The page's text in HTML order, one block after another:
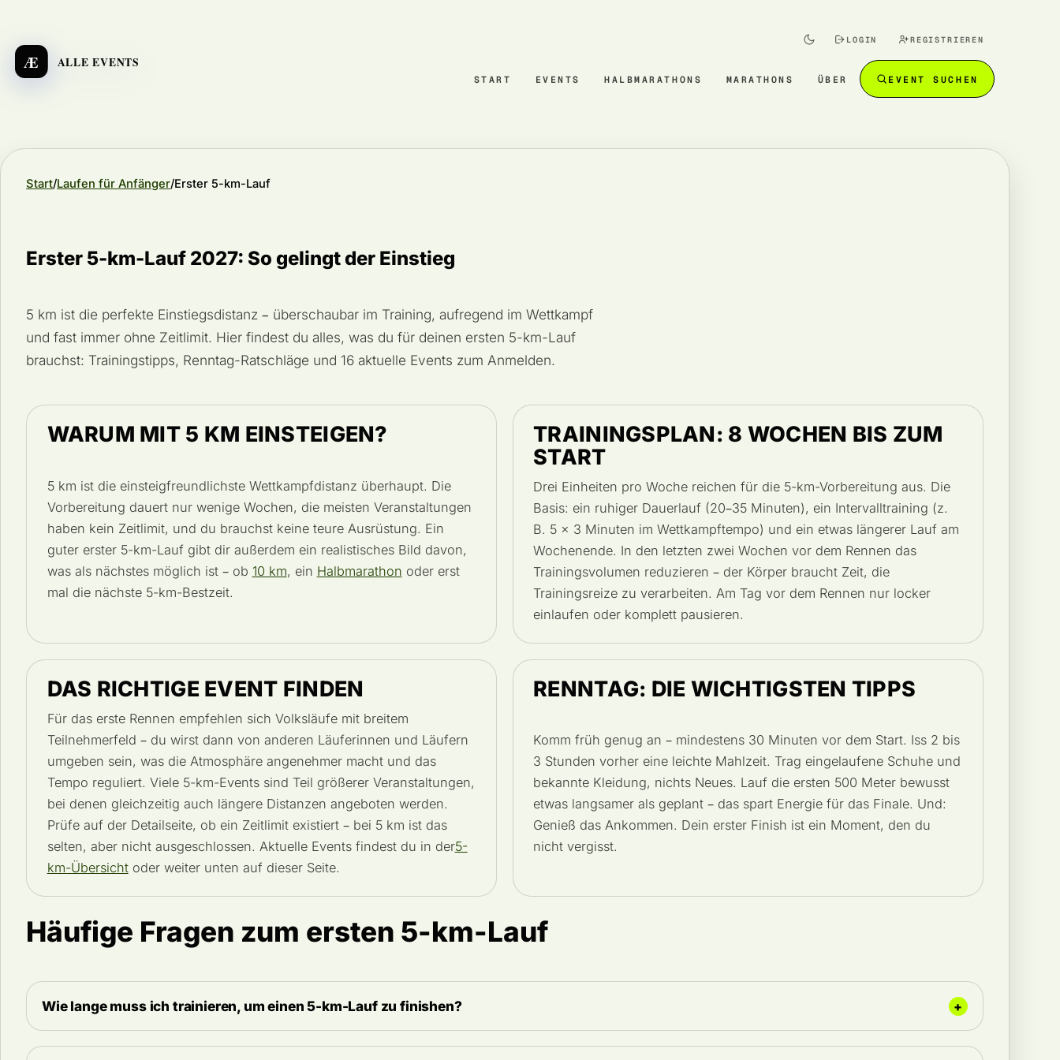
Æ ALLE EVENTS
LOGIN REGISTRIEREN
START EVENTS HALBMARATHONS MARATHONS ÜBER EVENT SUCHEN
Start Laufen für Anfänger Erster 5-km-Lauf
Erster 5-km-Lauf 2027: So gelingt der Einstieg
5 km ist die perfekte Einstiegsdistanz – überschaubar im Training, aufregend im Wettkampf
und fast immer ohne Zeitlimit. Hier findest du alles, was du für deinen ersten 5-km-Lauf
brauchst: Trainingstipps, Renntag-Ratschläge und 16 aktuelle Events zum Anmelden.
WARUM MIT 5 KM EINSTEIGEN?
5 km ist die einsteigfreundlichste Wettkampfdistanz überhaupt. Die
Vorbereitung dauert nur wenige Wochen, die meisten Veranstaltungen
haben kein Zeitlimit, und du brauchst keine teure Ausrüstung. Ein
guter erster 5-km-Lauf gibt dir außerdem ein realistisches Bild davon,
was als nächstes möglich ist – ob 10 km, ein Halbmarathon oder erst
mal die nächste 5-km-Bestzeit.
TRAININGSPLAN: 8 WOCHEN BIS ZUM
START
Drei Einheiten pro Woche reichen für die 5-km-Vorbereitung aus. Die
Basis: ein ruhiger Dauerlauf (20–35 Minuten), ein Intervalltraining (z.
B. 5 × 3 Minuten im Wettkampftempo) und ein etwas längerer Lauf am
Wochenende. In den letzten zwei Wochen vor dem Rennen das
Trainingsvolumen reduzieren – der Körper braucht Zeit, die
Trainingsreize zu verarbeiten. Am Tag vor dem Rennen nur locker
einlaufen oder komplett pausieren.
DAS RICHTIGE EVENT FINDEN
Für das erste Rennen empfehlen sich Volksläufe mit breitem
Teilnehmerfeld – du wirst dann von anderen Läuferinnen und Läufern
umgeben sein, was die Atmosphäre angenehmer macht und das
Tempo reguliert. Viele 5-km-Events sind Teil größerer Veranstaltungen,
bei denen gleichzeitig auch längere Distanzen angeboten werden.
Prüfe auf der Detailseite, ob ein Zeitlimit existiert – bei 5 km ist das
selten, aber nicht ausgeschlossen. Aktuelle Events findest du in der5-
km-Übersichtoder weiter unten auf dieser Seite.
RENNTAG: DIE WICHTIGSTEN TIPPS
Komm früh genug an – mindestens 30 Minuten vor dem Start. Iss 2 bis
3 Stunden vorher eine leichte Mahlzeit. Trag eingelaufene Schuhe und
bekannte Kleidung, nichts Neues. Lauf die ersten 500 Meter bewusst
etwas langsamer als geplant – das spart Energie für das Finale. Und:
Genieß das Ankommen. Dein erster Finish ist ein Moment, den du
nicht vergisst.
Häufige Fragen zum ersten 5-km-Lauf
Wie lange muss ich trainieren, um einen 5-km-Lauf zu finishen?